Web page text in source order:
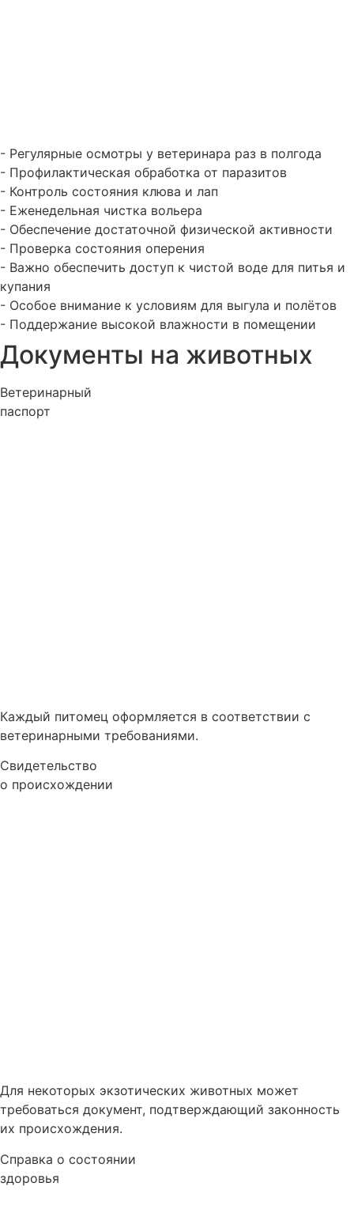
- Регулярные осмотры у ветеринара раз в полгода
- Профилактическая обработка от паразитов
- Контроль состояния клюва и лап
- Еженедельная чистка вольера
- Обеспечение достаточной физической активности
- Проверка состояния оперения
- Важно обеспечить доступ к чистой воде для питья и
купания
- Особое внимание к условиям для выгула и полётов
- Поддержание высокой влажности в помещении
Документы на животных
Ветеринарный
паспорт
Каждый питомец оформляется в соответствии с
ветеринарными требованиями.
Свидетельство
о происхождении
Для некоторых экзотических животных может
требоваться документ, подтверждающий законность
их происхождения.
Справка о состоянии
здоровья